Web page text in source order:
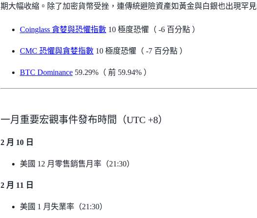
期大幅收縮。除了加密貨幣受挫，連傳統避險資產如黃金與白銀也出現罕見
Coinglass 貪婪與恐懼指數 10 極度恐懼（ -6 百分點 ）
CMC 恐懼與貪婪指數 10 極度恐懼（ -7 百分點 ）
BTC Dominance 59.29%（ 前 59.94% ）
一月重要宏觀事件發布時間（UTC +8）
2 月 10 日
美國 12 月零售銷售月率（21:30）
2 月 11 日
美國 1 月失業率（21:30）